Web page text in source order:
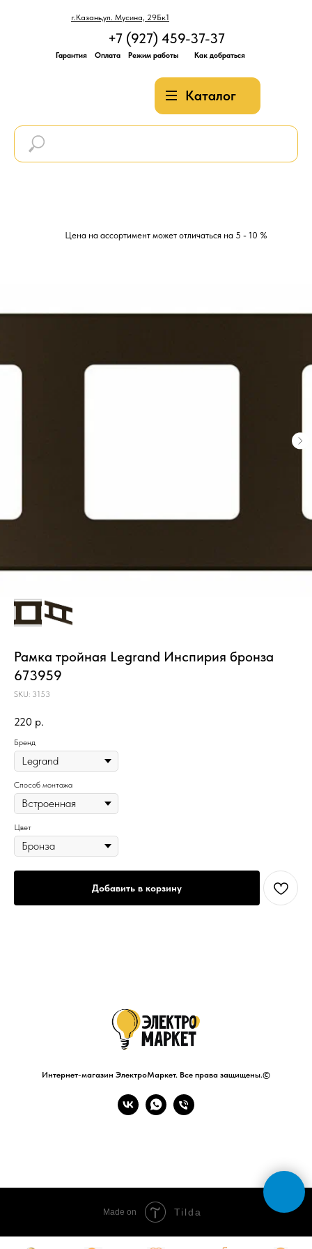
г.Казань,ул. Мусина, 29Бк1
Каталог
+7 (927) 459-37-37
Гарантия Оплата Режим работы Как добраться
Цена на ассортимент может отличаться на 5 - 10 %
Рамка тройная Legrand Инспирия бронза
673959
SKU: 3153
220 р.
Бренд
Способ монтажа
Цвет
Добавить в корзину
Интернет-магазин ЭлектроМаркет. Все права защищены.©
Made on Tilda